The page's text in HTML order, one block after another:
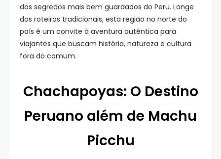
dos segredos mais bem guardados do Peru. Longe
dos roteiros tradicionais, esta região no norte do
país é um convite à aventura autêntica para
viajantes que buscam história, natureza e cultura
fora do comum.
Chachapoyas: O Destino
Peruano além de Machu
Picchu